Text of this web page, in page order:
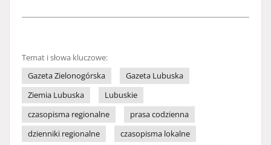
Temat i słowa kluczowe:
Gazeta Zielonogórska
Gazeta Lubuska
Ziemia Lubuska
Lubuskie
czasopisma regionalne
prasa codzienna
dzienniki regionalne
czasopisma lokalne